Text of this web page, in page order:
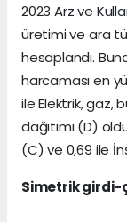
2023 Arz ve
üretimi ve ara
hesaplandı.
harcaması en
ile Elektrik, gaz,
dağıtımı (D)
(C) ve 0,69 ile
Simetrik girdi-